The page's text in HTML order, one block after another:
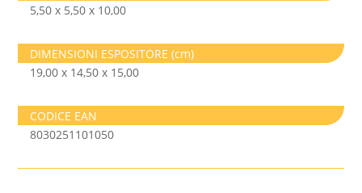
5,50 x 5,50 x 10,00
DIMENSIONI ESPOSITORE (cm)
19,00 x 14,50 x 15,00
CODICE EAN
8030251101050